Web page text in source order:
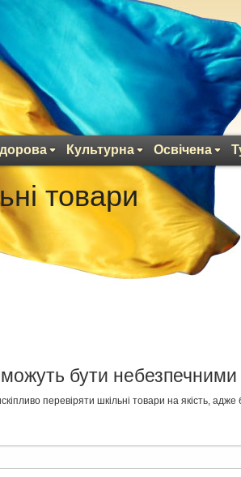
Культурна Освічена
товари
можуть бути
перевіряти шкільні товари на якість,